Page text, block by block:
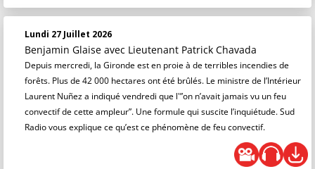
Lundi 27 Juillet 2026
Benjamin Glaise avec Lieutenant Patrick Chavada
Depuis mercredi, la Gironde est en proie à de terribles incendies de
forêts. Plus de 42 000 hectares ont été brûlés. Le ministre de l’Intérieur
Laurent Nuñez a indiqué vendredi que l'”on n’avait jamais vu un feu
convectif de cette ampleur”. Une formule qui suscite l’inquiétude. Sud
Radio vous explique ce qu’est ce phénomène de feu convectif.